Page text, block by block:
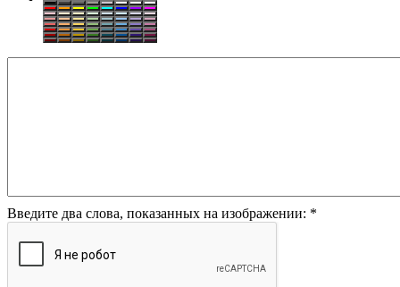
Введите два слова, показанных на изображении: *